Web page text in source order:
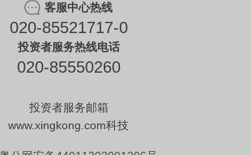
客服中心热线
020-85521717-0
投资者服务热线电话
020-85550260
投资者服务邮箱
www.xingkong.com科技